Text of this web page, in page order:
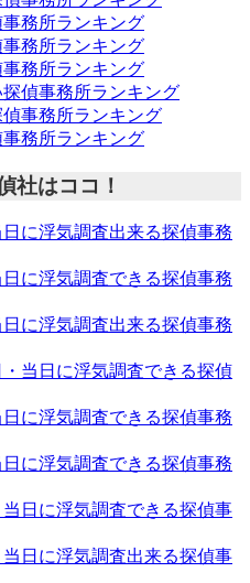
務所ランキング
務所ランキング
務所ランキング
偵事務所ランキング
事務所ランキング
務所ランキング
社はココ！
に浮気調査出来る探偵事務
に浮気調査できる探偵事務
に浮気調査出来る探偵事務
当日に浮気調査できる探偵
に浮気調査できる探偵事務
に浮気調査できる探偵事務
日に浮気調査できる探偵事
日に浮気調査出来る探偵事